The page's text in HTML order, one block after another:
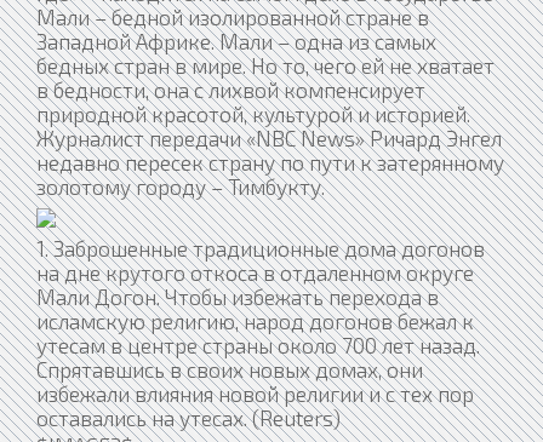
Мали – бедной изолированной стране в
Западной Африке. Мали – одна из самых
бедных стран в мире. Но то, чего ей не хватает
в бедности, она с лихвой компенсирует
природной красотой, культурой и историей.
Журналист передачи «NBC News» Ричард Энгел
недавно пересек страну по пути к затерянному
золотому городу – Тимбукту.
1. Заброшенные традиционные дома догонов
на дне крутого откоса в отдаленном округе
Мали Догон. Чтобы избежать перехода в
исламскую религию, народ догонов бежал к
утесам в центре страны около 700 лет назад.
Спрятавшись в своих новых домах, они
избежали влияния новой религии и с тех пор
оставались на утесах. (Reuters)